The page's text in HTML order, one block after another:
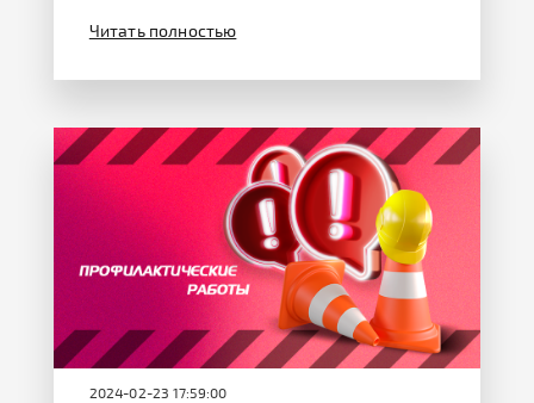
Читать полностью
2024-02-23 17:59:00